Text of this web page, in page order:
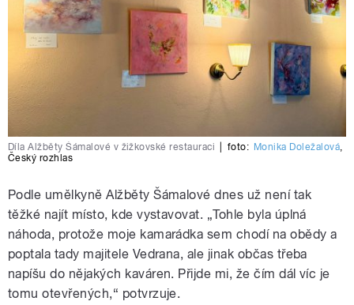
Díla Alžběty Šámalové v žižkovské restauraci foto: Monika Doležalová,
Český rozhlas
Podle umělkyně Alžběty Šámalové dnes už není tak
těžké najít místo, kde vystavovat. „Tohle byla úplná
náhoda, protože moje kamarádka sem chodí na obědy a
poptala tady majitele Vedrana, ale jinak občas třeba
napíšu do nějakých kaváren. Přijde mi, že čím dál víc je
tomu otevřených,“ potvrzuje.